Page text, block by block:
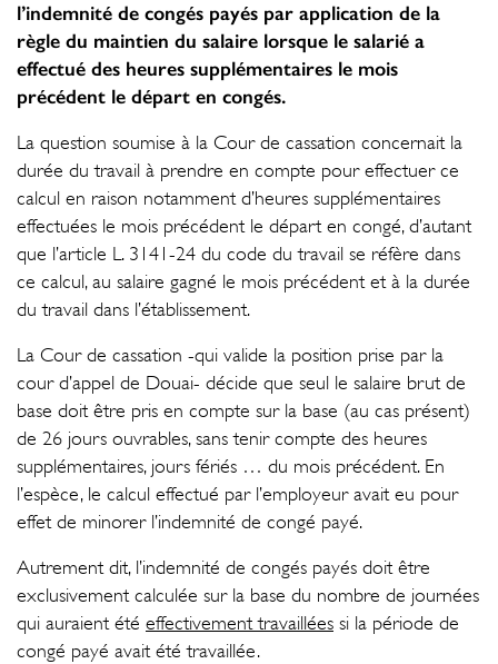
l’indemnité de congés payés par application de la
règle du maintien du salaire lorsque le salarié a
effectué des heures supplémentaires le mois
précédent le départ en congés.
La question soumise à la Cour de cassation concernait la
durée du travail à prendre en compte pour effectuer ce
calcul en raison notamment d’heures supplémentaires
effectuées le mois précédent le départ en congé, d’autant
que l’article L. 3141-24 du code du travail se réfère dans
ce calcul, au salaire gagné le mois précédent et à la durée
du travail dans l’établissement.
La Cour de cassation -qui valide la position prise par la
cour d’appel de Douai- décide que seul le salaire brut de
base doit être pris en compte sur la base (au cas présent)
de 26 jours ouvrables, sans tenir compte des heures
supplémentaires, jours fériés … du mois précédent. En
l’espèce, le calcul effectué par l’employeur avait eu pour
effet de minorer l’indemnité de congé payé.
Autrement dit, l’indemnité de congés payés doit être
exclusivement calculée sur la base du nombre de journées
qui auraient été effectivement travaillées si la période de
congé payé avait été travaillée.